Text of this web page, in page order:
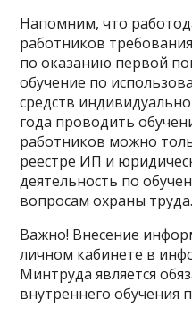
Напомним, что
работников
по оказанию первой
обучение по
средств
года проводить
работников можно
реестре ИП и
деятельность по
вопросам охраны труда.
Важно! Внесение
личном кабинете в
Минтруда является
внутреннего обучения